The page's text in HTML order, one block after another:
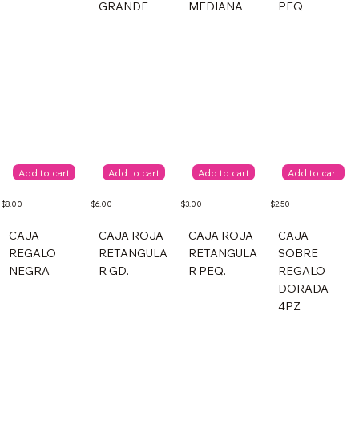
GRANDE MEDIANA PEQ
Add to cart
$8.00
CAJA
REGALO
NEGRA
Add to cart
$6.00
CAJA ROJA
RETANGULA
R GD.
Add to cart
$3.00
CAJA ROJA
RETANGULA
R PEQ.
Add to cart
$2.50
CAJA
SOBRE
REGALO
DORADA
4PZ